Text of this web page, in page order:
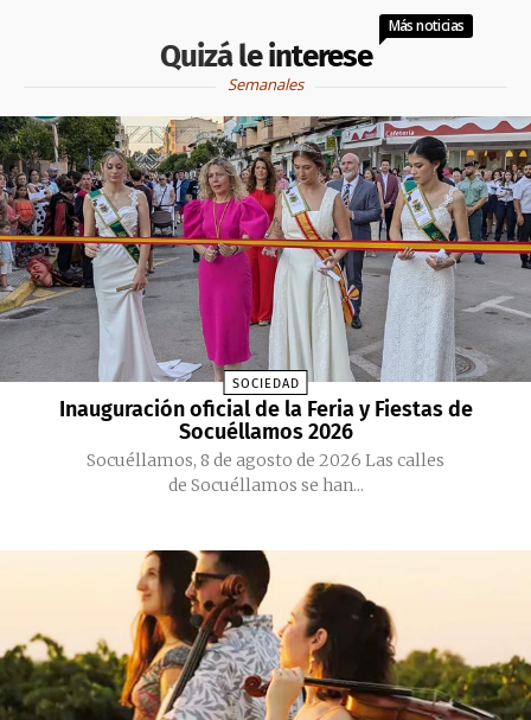
Quizá le interese
Más noticias
Semanales
SOCIEDAD
Inauguración oficial de la Feria y Fiestas de
Socuéllamos 2026
Socuéllamos, 8 de agosto de 2026 Las calles
de Socuéllamos se han...